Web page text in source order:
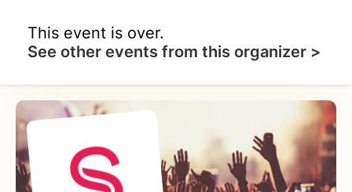
This event is over.
See other events from this organizer >